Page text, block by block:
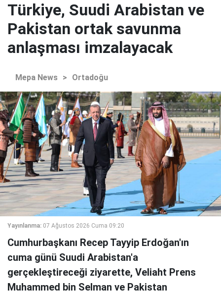
Türkiye, Suudi Arabistan ve
Pakistan ortak savunma
anlaşması imzalayacak
Mepa News > Ortadoğu
Yayınlanma: 07 Ağustos 2026 Cuma 09:20
Cumhurbaşkanı Recep Tayyip Erdoğan'ın
cuma günü Suudi Arabistan'a
gerçekleştireceği ziyarette, Veliaht Prens
Muhammed bin Selman ve Pakistan